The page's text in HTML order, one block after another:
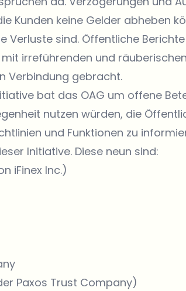
Kunden keine Gelder abheben
Verluste sind. Öffentliche
irreführenden und
Verbindung gebracht.
bat das OAG um offene
nutzen würden, die
und Funktionen zu
Initiative. Diese neun sind:
iFinex Inc.)
Paxos Trust Company)